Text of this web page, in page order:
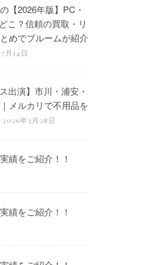
【2026年版】PC・
こ？信頼の買取・リ
めでブルームが紹介
月14日
出演】市川・浦安・
メルカリで不用品を
2026年3月28日
績をご紹介！！
績をご紹介！！